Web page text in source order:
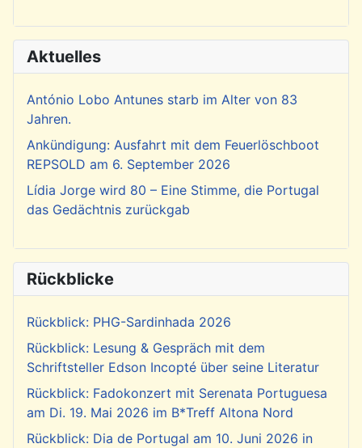
Aktuelles
António Lobo Antunes starb im Alter von 83
Jahren.
Ankündigung: Ausfahrt mit dem Feuerlöschboot
REPSOLD am 6. September 2026
Lídia Jorge wird 80 – Eine Stimme, die Portugal
das Gedächtnis zurückgab
Rückblicke
Rückblick: PHG-Sardinhada 2026
Rückblick: Lesung & Gespräch mit dem
Schriftsteller Edson Incopté über seine Literatur
Rückblick: Fadokonzert mit Serenata Portuguesa
am Di. 19. Mai 2026 im B*Treff Altona Nord
Rückblick: Dia de Portugal am 10. Juni 2026 in